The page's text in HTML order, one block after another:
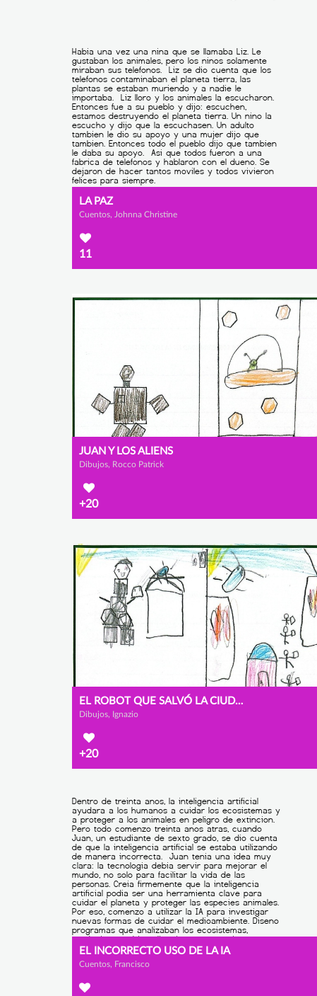
LA PAZ
Cuentos, Johnna Christine
11
JUAN Y LOS ALIENS
Dibujos, Rocco Patrick
+20
EL ROBOT QUE SALVÓ LA CIUDAD
Dibujos, Ignazio
+20
EL INCORRECTO USO DE LA IA
Cuentos, Francisco